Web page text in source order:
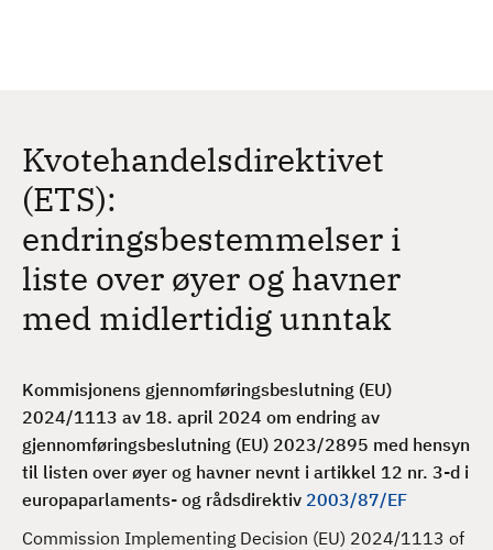
Kvotehandelsdirektivet
(ETS):
endringsbestemmelser i
liste over øyer og havner
med midlertidig unntak
Kommisjonens gjennomføringsbeslutning (EU)
2024/1113 av 18. april 2024 om endring av
gjennomføringsbeslutning (EU) 2023/2895 med hensyn
til listen over øyer og havner nevnt i artikkel 12 nr. 3-d i
europaparlaments- og rådsdirektiv 2003/87/EF
Commission Implementing Decision (EU) 2024/1113 of